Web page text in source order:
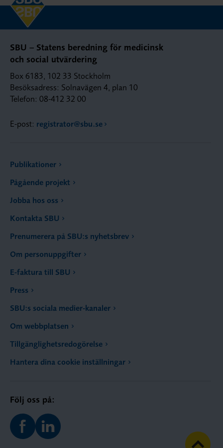
SBU – Statens beredning för medicinsk
och social utvärdering
Box 6183, 102 33 Stockholm
Besöksadress: Solnavägen 4, plan 10
Telefon: 08-412 32 00
E-post: registrator@sbu.se
Publikationer
Pågående projekt
Jobba hos oss
Kontakta SBU
Prenumerera på SBU:s nyhetsbrev
Om personuppgifter
E-faktura till SBU
Press
SBU:s sociala medier-kanaler
Om webbplatsen
Tillgänglighetsredogörelse
Hantera dina cookie inställningar
Följ oss på: